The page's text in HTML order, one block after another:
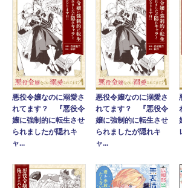
悪役令嬢なのに溺愛さ
れてます？ 『悪役令
嬢に強制的に転生させ
られましたが隠れキ
ャ...
悪役令嬢なのに溺愛さ
れてます？ 『悪役令
嬢に強制的に転生させ
られましたが隠れキ
ャ...